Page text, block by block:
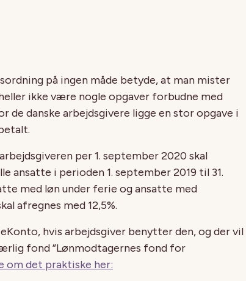
på ingen måde betyde, at man mister
ikke være nogle opgaver forbudne med
de danske arbejdsgivere ligge en stor opgave i
per 1. september 2020 skal
i perioden 1. september 2019 til 31.
med løn under ferie og ansatte med
afregnes med 12,5%.
hvis arbejdsgiver benytter den, og der vil
fond ”Lønmodtagernes fond for
om det praktiske her: